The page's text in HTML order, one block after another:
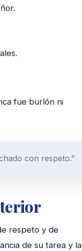
fue burlón ni
con respeto.”
respeto y de
de su tarea y la